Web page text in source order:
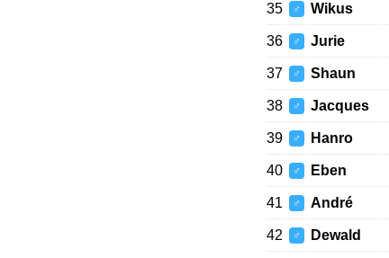
35 ♂ Wikus
36 ♂ Jurie
37 ♂ Shaun
38 ♂ Jacques
39 ♂ Hanro
40 ♂ Eben
41 ♂ André
42 ♂ Dewald